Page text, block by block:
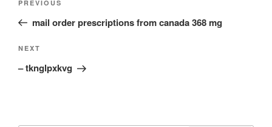
Previous
Post
PREVIOUS
mail order prescriptions from canada 368 mg
Next
Post
NEXT
– tknglpxkvg